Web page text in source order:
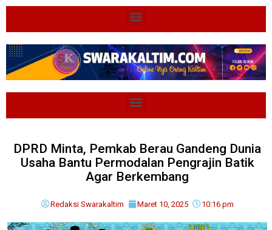
DPRD Minta, Pemkab Berau Gandeng Dunia
Usaha Bantu Permodalan Pengrajin Batik
Agar Berkembang
Redaksi Swarakaltim Maret 10, 2025 10:16 pm